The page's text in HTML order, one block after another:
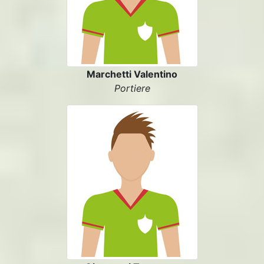
Marchetti Valentino
Portiere